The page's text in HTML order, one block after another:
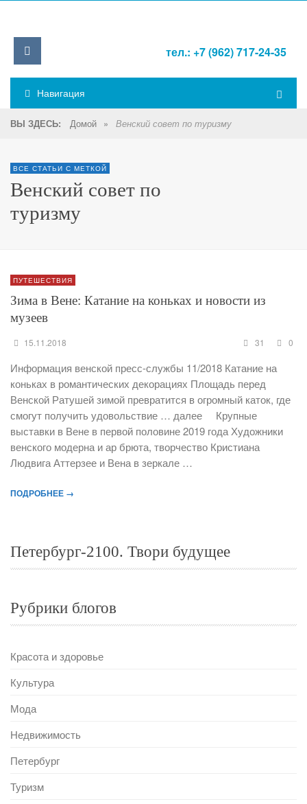
тел.: +7 (962) 717-24-35
Навигация
ВЫ ЗДЕСЬ: Домой » Венский совет по туризму
ВСЕ СТАТЬИ С МЕТКОЙ
Венский совет по
туризму
ПУТЕШЕСТВИЯ
Зима в Вене: Катание на коньках и новости из
музеев
15.11.2018 31 0
Информация венской пресс-службы 11/2018 Катание на
коньках в романтических декорациях Площадь перед
Венской Ратушей зимой превратится в огромный каток, где
смогут получить удовольствие … далее Крупные
выставки в Вене в первой половине 2019 года Художники
венского модерна и ар брюта, творчество Кристиана
Людвига Аттерзее и Вена в зеркале …
ПОДРОБНЕЕ →
Петербург-2100. Твори будущее
Рубрики блогов
Красота и здоровье
Культура
Мода
Недвижимость
Петербург
Туризм